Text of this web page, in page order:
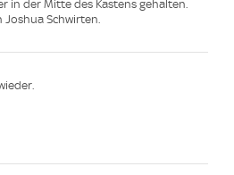
in der Mitte des Kastens gehalten.
Schwirten.